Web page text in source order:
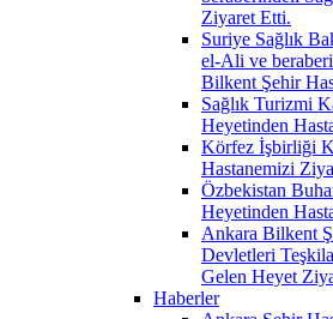
Ziyaret Etti.
Suriye Sağlık
el-Ali ve
Bilkent Şehir
Sağlık Turizmi
Heyetinden
Körfez İşbirliği
Hastanemizi
Özbekistan
Heyetinden
Ankara Bilkent
Devletleri
Gelen Heyet
Haberler